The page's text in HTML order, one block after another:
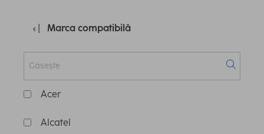
Marca compatibilă
Acer
Alcatel